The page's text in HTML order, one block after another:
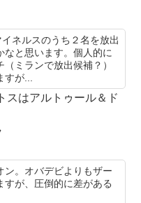
ネルスのうち２名を放出
なと思います。個人的に
ミランで放出候補？）
が...
スはアルトゥール＆ド
ン。オバデビよりもザー
すが、圧倒的に差がある